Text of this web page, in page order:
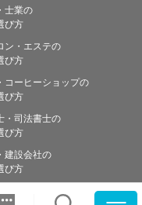
士業の
び方
ン・エステの
び方
コーヒーショップの
び方
・司法書士の
び方
建設会社の
び方